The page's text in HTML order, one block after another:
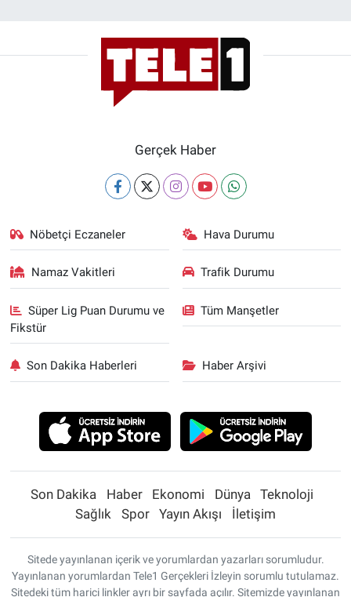
Gerçek Haber
Nöbetçi Eczaneler Hava Durumu
Namaz Vakitleri Trafik Durumu
Süper Lig Puan Durumu ve
Fikstür
Tüm Manşetler
Son Dakika Haberleri Haber Arşivi
Son Dakika Haber Ekonomi Dünya
Teknoloji
Sağlık
Spor Yayın Akışı İletişim
Sitede yayınlanan içerik ve yorumlardan yazarları sorumludur.
Yayınlanan yorumlardan Tele1 Gerçekleri İzleyin sorumlu tutulamaz.
Sitedeki tüm harici linkler ayrı bir sayfada açılır. Sitemizde yayınlanan